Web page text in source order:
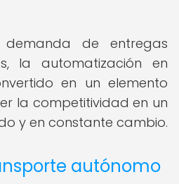
de entregas
la automatización en
en un elemento
la competitividad en un
y en constante cambio.
autónomo